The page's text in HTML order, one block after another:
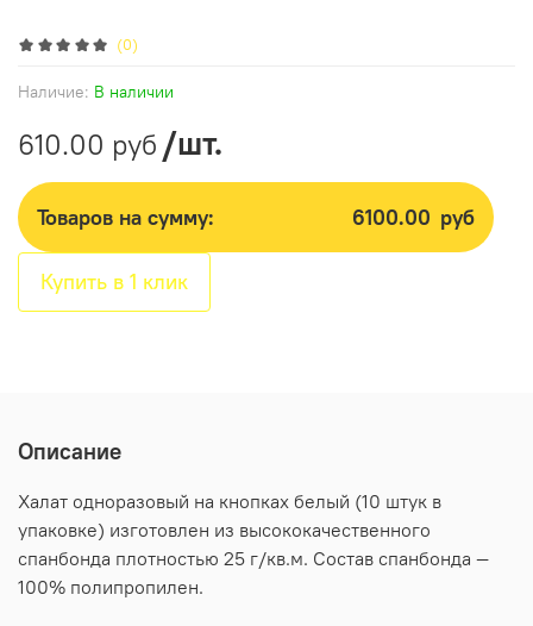
(0)
Наличие: В наличии
610.00 руб /шт.
Товаров на сумму: 6100.00 руб
Купить в 1 клик
Описание
Халат одноразовый на кнопках белый (10 штук в
упаковке) изготовлен из высококачественного
спанбонда плотностью 25 г/кв.м. Состав спанбонда —
100% полипропилен.